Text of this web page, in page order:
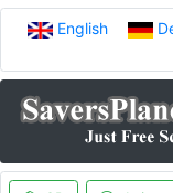
English